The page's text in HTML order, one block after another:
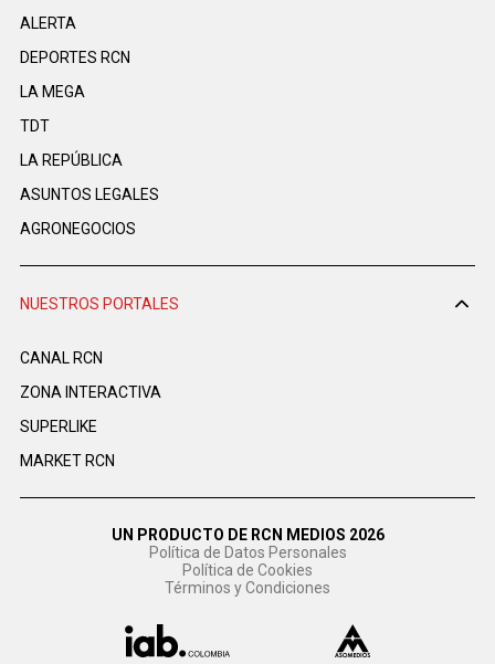
ALERTA
DEPORTES RCN
LA MEGA
TDT
LA REPÚBLICA
ASUNTOS LEGALES
AGRONEGOCIOS
NUESTROS PORTALES
CANAL RCN
ZONA INTERACTIVA
SUPERLIKE
MARKET RCN
UN PRODUCTO DE RCN MEDIOS 2026
Política de Datos Personales
Política de Cookies
Términos y Condiciones